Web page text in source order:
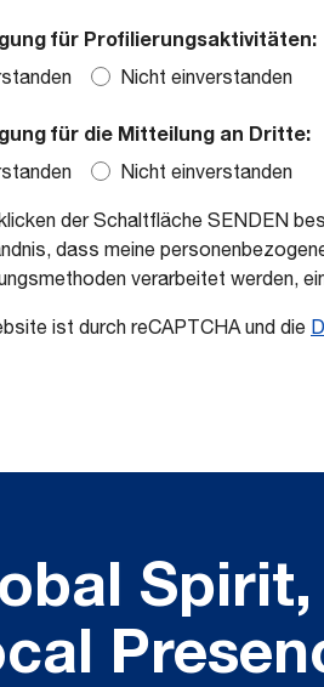
für Profilierungsaktivitäten:
Nicht einverstanden
für die Mitteilung an Dritte:
Nicht einverstanden
der Schaltfläche SENDEN
dass meine
verarbeitet werden,
ist durch reCAPTCHA und die
Spirit,